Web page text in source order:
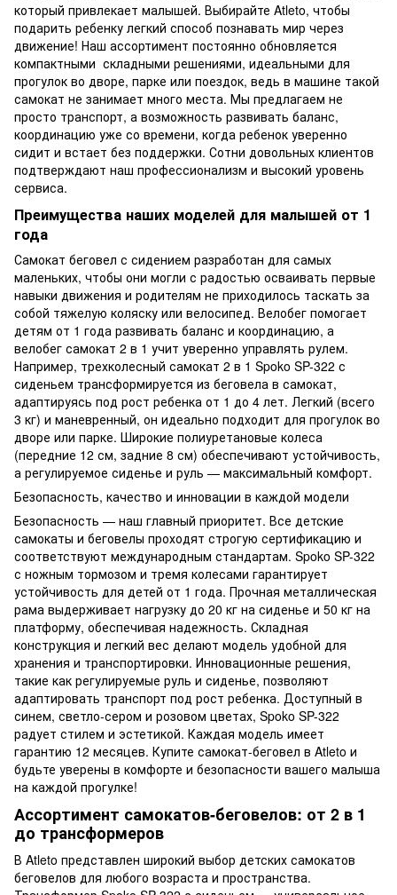
который привлекает малышей. Выбирайте Atleto, чтобы
подарить ребенку легкий способ познавать мир через
движение! Наш ассортимент постоянно обновляется
компактными складными решениями, идеальными для
прогулок во дворе, парке или поездок, ведь в машине такой
самокат не занимает много места. Мы предлагаем не
просто транспорт, а возможность развивать баланс,
координацию уже со времени, когда ребенок уверенно
сидит и встает без поддержки. Сотни довольных клиентов
подтверждают наш профессионализм и высокий уровень
сервиса.
Преимущества наших моделей для малышей от 1
года
Самокат беговел с сидением разработан для самых
маленьких, чтобы они могли с радостью осваивать первые
навыки движения и родителям не приходилось таскать за
собой тяжелую коляску или велосипед. Велобег помогает
детям от 1 года развивать баланс и координацию, а
велобег самокат 2 в 1 учит уверенно управлять рулем.
Например, трехколесный самокат 2 в 1 Spoko SP-322 с
сиденьем трансформируется из беговела в самокат,
адаптируясь под рост ребенка от 1 до 4 лет. Легкий (всего
3 кг) и маневренный, он идеально подходит для прогулок во
дворе или парке. Широкие полиуретановые колеса
(передние 12 см, задние 8 см) обеспечивают устойчивость,
а регулируемое сиденье и руль — максимальный комфорт.
Безопасность, качество и инновации в каждой модели
Безопасность — наш главный приоритет. Все детские
самокаты и беговелы проходят строгую сертификацию и
соответствуют международным стандартам. Spoko SP-322
с ножным тормозом и тремя колесами гарантирует
устойчивость для детей от 1 года. Прочная металлическая
рама выдерживает нагрузку до 20 кг на сиденье и 50 кг на
платформу, обеспечивая надежность. Складная
конструкция и легкий вес делают модель удобной для
хранения и транспортировки. Инновационные решения,
такие как регулируемые руль и сиденье, позволяют
адаптировать транспорт под рост ребенка. Доступный в
синем, светло-сером и розовом цветах, Spoko SP-322
радует стилем и эстетикой. Каждая модель имеет
гарантию 12 месяцев. Купите самокат-беговел в Atleto и
будьте уверены в комфорте и безопасности вашего малыша
на каждой прогулке!
Ассортимент самокатов-беговелов: от 2 в 1
до трансформеров
В Atleto представлен широкий выбор детских самокатов
беговелов для любого возраста и пространства.